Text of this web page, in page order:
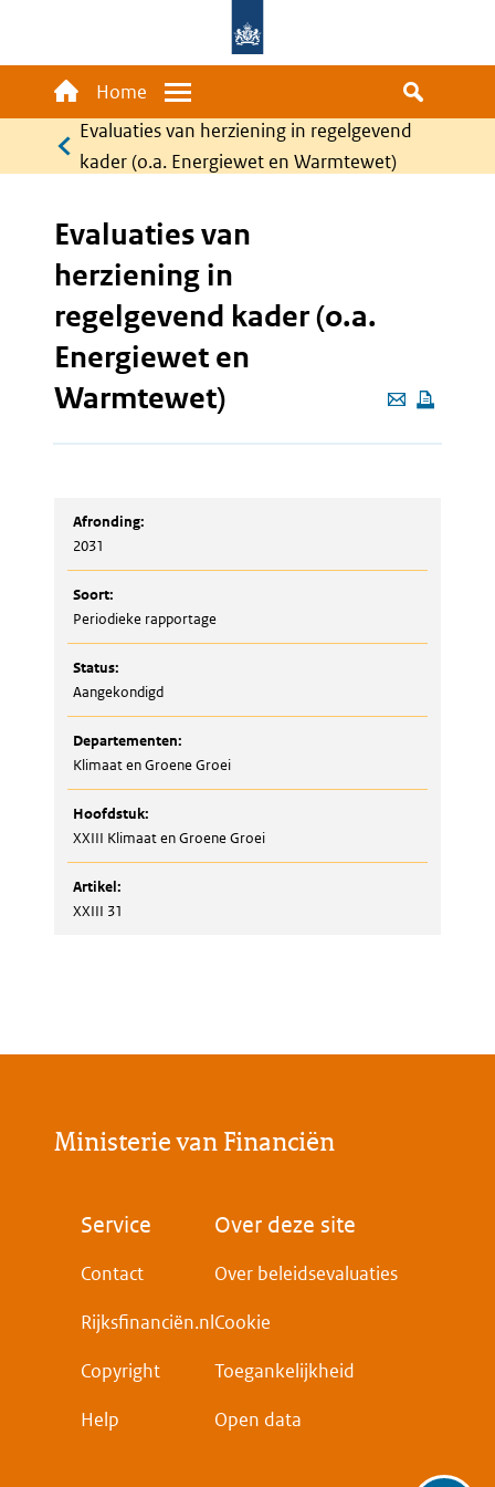
gaan
Main
navigation
Home Menu
Kruimelpad
Evaluaties van herziening in regelgevend
kader (o.a. Energiewet en Warmtewet)
Deze
pagina
Evaluaties van
herziening in
regelgevend kader (o.a.
Energiewet en
Warmtewet)
Afronding:
2031
Soort:
Periodieke rapportage
Status:
Aangekondigd
Departementen:
Klimaat en Groene Groei
Hoofdstuk:
XXIII Klimaat en Groene Groei
Artikel:
XXIII 31
Ministerie van Financiën
Voet
Service
Contact
Rijksfinanciën.nl
Copyright
Help
Over deze site
Over beleidsevaluaties
Cookie
Toegankelijkheid
Open data